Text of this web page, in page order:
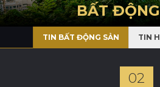
D Ự Á N
C HOẠ
BẤT
TIN BẤT ĐỘNG SẢN TIN
02